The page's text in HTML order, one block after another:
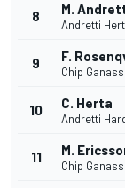
8 M.
Andretti
9 F.
Chip
10 C. Herta
Andretti
11 M.
Chip